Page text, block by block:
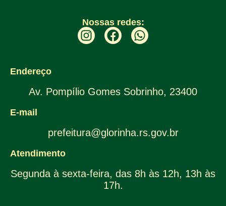
Nossas redes:
Endereço
Av. Pompílio Gomes Sobrinho, 23400
E-mail
prefeitura@glorinha.rs.gov.br
Atendimento
Segunda à sexta-feira, das 8h às 12h, 13h às
17h.